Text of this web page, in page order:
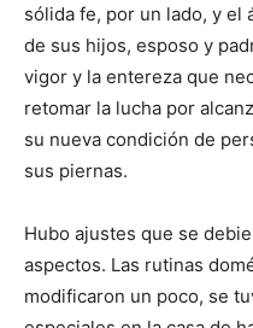
sólida fe, por un lado, y el
de sus hijos, esposo y
vigor y la entereza que
retomar la lucha por
su nueva condición de
sus piernas.
Hubo ajustes que se
aspectos. Las rutinas
modificaron un poco, se